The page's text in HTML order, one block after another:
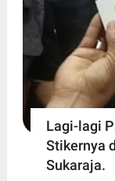
Lagi-lagi
Stikernya
Sukaraja.